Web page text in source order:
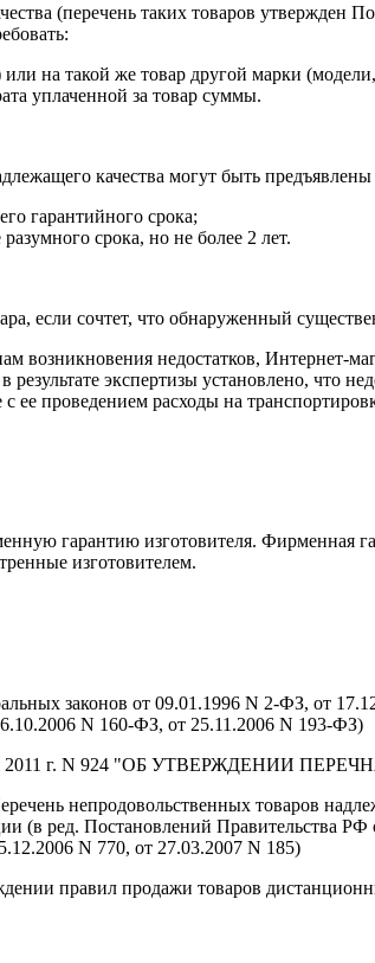
(перечень таких товаров
на такой же товар другой марки
уплаченной за товар суммы.
качества могут быть
гарантийного срока;
срока, но не более 2 лет.
если сочтет, что обнаруженный
возникновения недостатков, Интернет-
результате экспертизы установлено, что
ее проведением расходы на
гарантию изготовителя. Фирменная
изготовителем.
законов от 09.01.1996 N 2-ФЗ, от
N 160-ФЗ, от 25.11.2006 N 193-ФЗ)
2011 г. N 924 "ОБ УТВЕРЖДЕНИИ
непродовольственных товаров
(в ред. Постановлений Правительства
N 770, от 27.03.2007 N 185)
правил продажи товаров